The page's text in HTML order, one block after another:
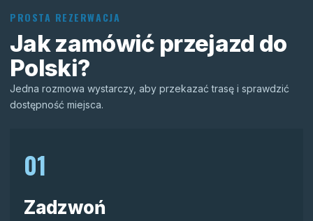
PROSTA REZERWACJA
Jak zamówić przejazd do
Polski?
Jedna rozmowa wystarczy, aby przekazać trasę i sprawdzić
dostępność miejsca.
01
Zadzwoń